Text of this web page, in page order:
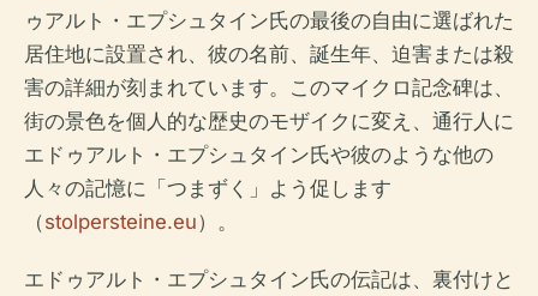
ゥアルト・エプシュタイン氏の最後の自由に選ばれた
居住地に設置され、彼の名前、誕生年、迫害または殺
害の詳細が刻まれています。このマイクロ記念碑は、
街の景色を個人的な歴史のモザイクに変え、通行人に
エドゥアルト・エプシュタイン氏や彼のような他の
人々の記憶に「つまずく」よう促します
（stolpersteine.eu）。
エドゥアルト・エプシュタイン氏の伝記は、裏付けと